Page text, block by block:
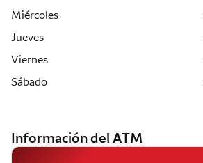
Miércoles
Jueves
Viernes
Sábado
Información del ATM